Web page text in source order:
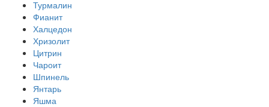
Турмалин
Фианит
Халцедон
Хризолит
Цитрин
Чароит
Шпинель
Янтарь
Яшма